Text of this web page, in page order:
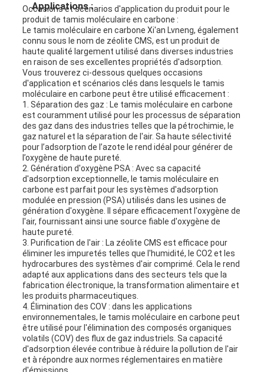
Applications :
Occasions et scénarios d'application du produit pour le
produit de tamis moléculaire en carbone :
Le tamis moléculaire en carbone Xi'an Lvneng, également
connu sous le nom de zéolite CMS, est un produit de
haute qualité largement utilisé dans diverses industries
en raison de ses excellentes propriétés d'adsorption.
Vous trouverez ci-dessous quelques occasions
d'application et scénarios clés dans lesquels le tamis
moléculaire en carbone peut être utilisé efficacement :
1. Séparation des gaz : Le tamis moléculaire en carbone
est couramment utilisé pour les processus de séparation
des gaz dans des industries telles que la pétrochimie, le
gaz naturel et la séparation de l'air. Sa haute sélectivité
pour l’adsorption de l’azote le rend idéal pour générer de
l’oxygène de haute pureté.
2. Génération d'oxygène PSA : Avec sa capacité
d'adsorption exceptionnelle, le tamis moléculaire en
carbone est parfait pour les systèmes d'adsorption
modulée en pression (PSA) utilisés dans les usines de
génération d'oxygène. Il sépare efficacement l'oxygène de
l'air, fournissant ainsi une source fiable d'oxygène de
haute pureté.
3. Purification de l'air : La zéolite CMS est efficace pour
éliminer les impuretés telles que l'humidité, le CO2 et les
hydrocarbures des systèmes d'air comprimé. Cela le rend
adapté aux applications dans des secteurs tels que la
fabrication électronique, la transformation alimentaire et
les produits pharmaceutiques.
4. Élimination des COV : dans les applications
environnementales, le tamis moléculaire en carbone peut
être utilisé pour l'élimination des composés organiques
volatils (COV) des flux de gaz industriels. Sa capacité
d'adsorption élevée contribue à réduire la pollution de l'air
et à répondre aux normes réglementaires en matière